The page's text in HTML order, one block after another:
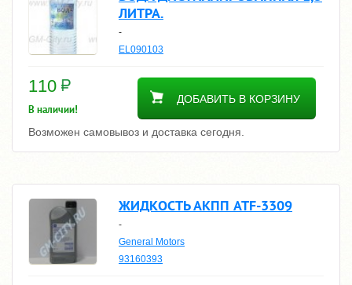
ЛИТРА.
-
EL090103
110
ДОБАВИТЬ В КОРЗИНУ
В наличии!
Возможен самовывоз и доставка сегодня.
ЖИДКОСТЬ АКПП ATF-3309
-
General Motors
93160393